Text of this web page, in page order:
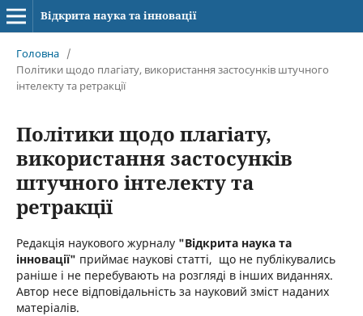
Відкрита наука та інновації
Головна /
Політики щодо плагіату, використання застосунків штучного
інтелекту та ретракції
Політики щодо плагіату,
використання застосунків
штучного інтелекту та
ретракції
Редакція наукового журналу "Відкрита наука та
інновації" приймає наукові статті, що не публікувались
раніше і не перебувають на розгляді в інших виданнях.
Автор несе відповідальність за науковий зміст наданих
матеріалів.